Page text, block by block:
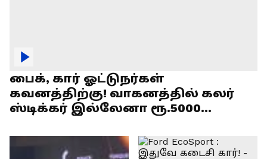
பைக், கார் ஓட்டுநர்கள்
கவனத்திற்கு! வாகனத்தில் கலர்
ஸ்டிக்கர் இல்லேனா ரூ.5000